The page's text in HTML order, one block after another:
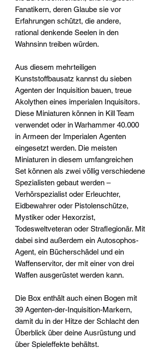
Fanatikern, deren Glaube sie vor
Erfahrungen schützt, die andere,
rational denkende Seelen in den
Wahnsinn treiben würden.
Aus diesem mehrteiligen
Kunststoffbausatz kannst du sieben
Agenten der Inquisition bauen, treue
Akolythen eines imperialen Inquisitors.
Diese Miniaturen können in Kill Team
verwendet oder in Warhammer 40.000
in Armeen der Imperialen Agenten
eingesetzt werden. Die meisten
Miniaturen in diesem umfangreichen
Set können als zwei völlig verschiedene
Spezialisten gebaut werden –
Verhörspezialist oder Erleuchter,
Eidbewahrer oder Pistolenschütze,
Mystiker oder Hexorzist,
Todesweltveteran oder Straflegionär. Mit
dabei sind außerdem ein Autosophos-
Agent, ein Bücherschädel und ein
Waffenservitor, der mit einer von drei
Waffen ausgerüstet werden kann.
Die Box enthält auch einen Bogen mit
39 Agenten-der-Inquisition-Markern,
damit du in der Hitze der Schlacht den
Überblick über deine Ausrüstung und
über Spieleffekte behältst.